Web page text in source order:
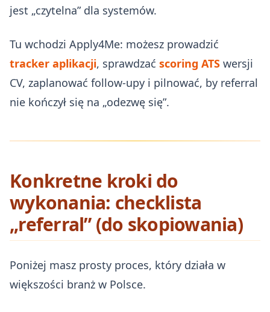
jest „czytelna” dla systemów.
Tu wchodzi Apply4Me: możesz prowadzić
tracker aplikacji, sprawdzać scoring ATS wersji
CV, zaplanować follow-upy i pilnować, by referral
nie kończył się na „odezwę się”.
Konkretne kroki do
wykonania: checklista
„referral” (do skopiowania)
Poniżej masz prosty proces, który działa w
większości branż w Polsce.